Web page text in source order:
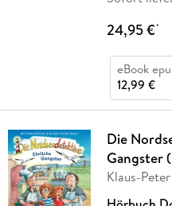
24,95 €*
eBook
12,99 €
Die
Gangster
Klaus-